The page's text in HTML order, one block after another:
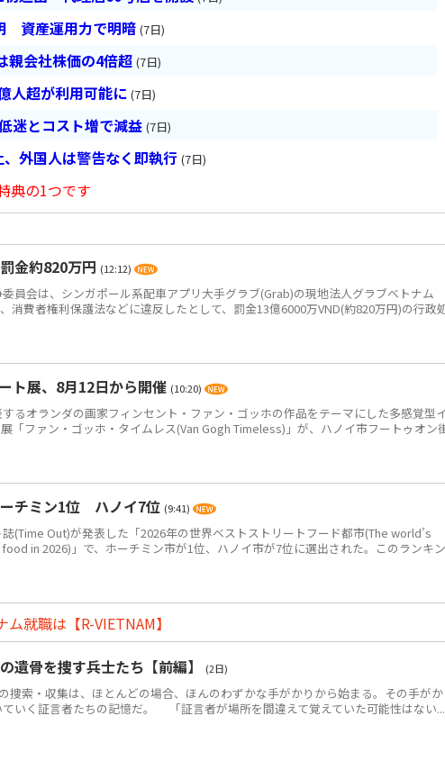
資産運用力で明暗 (7日)
親会社株価の4倍超 (7日)
人超が利用可能に (7日)
迷とコスト増で減益 (7日)
外国人は警告なく即執行 (7日)
典の1つです
金約820万円 (12:12)
員会は、シンガポール系配車アプリ大手グラブ(Grab)の現地法人グラブベトナム
消費者権利保護法などに違反したとして、罰金13億6000万VND(約820万円)の行政
ト展、8月12日から開催 (10:20)
るオランダの画家フィンセント・ファン・ゴッホの作品をテーマにした多感覚型イ
「ファン・ゴッホ・タイムレス(Van Gogh Timeless)」が、ハノイ市フートゥオン
チミン1位 ハノイ7位 (9:41)
(Time Out)が発表した「2026年の世界ベストストリートフード都市(The world’s
in 2026)」で、ホーチミン市が1位、ハノイ市が7位に選出された。このランキン
就職は【R-VIETNAM】
遺骨を捜す兵士たち【前編】
(2日)
捜索・収集は、ほとんどの場合、ほんのわずかな手がかりから始まる。その手がか
ていく証言者たちの記憶だ。 「証言者が場所を間違えて覚えていた可能性はない...